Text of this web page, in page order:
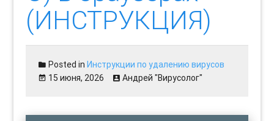
(ИНСТРУКЦИЯ)
Posted inИнструкции по удалению вирусов
15 июня, 2026
Андрей "Вирусолог"